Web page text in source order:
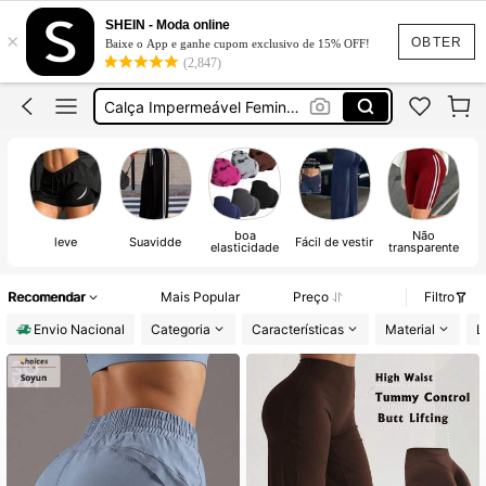
OBTER
×
SHEIN - Moda online
Baixe o App e ganhe cupom exclusivo de 15% OFF!
(2,847)
Legging Academia Feminina
Short Academia
Academia Feminino
Short Academia
leve Suavidde boa
elasticidade Fácil de vestir Não
transparente
Recomendar Mais Popular Preço
Filtro
Envio Nacional
Categoria Características Material